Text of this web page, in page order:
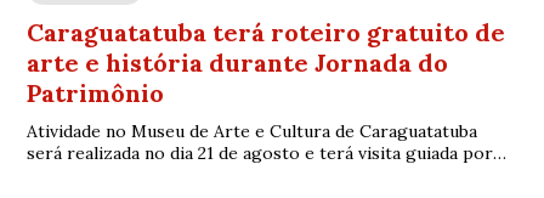
Caraguatatuba terá roteiro gratuito de
arte e história durante Jornada do
Patrimônio
Atividade no Museu de Arte e Cultura de Caraguatatuba
será realizada no dia 21 de agosto e terá visita guiada por